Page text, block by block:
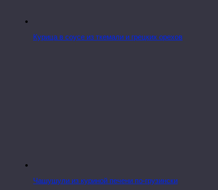
Курица в соусе из ткемали и грецких орехов
Чашушули из куриной печени по-грузински